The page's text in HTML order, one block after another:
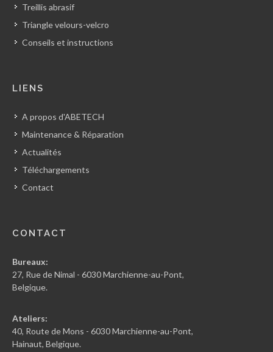
Treillis abrasif
Triangle velours-velcro
Conseils et instructions
LIENS
A propos d'ABETECH
Maintenance & Réparation
Actualités
Téléchargements
Contact
CONTACT
Bureaux:
27, Rue de Nimal - 6030 Marchienne-au-Pont,
Belgique.
Ateliers:
40, Route de Mons - 6030 Marchienne-au-Pont,
Hainaut, Belgique.